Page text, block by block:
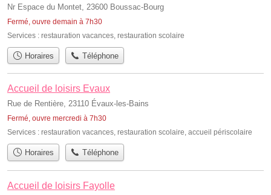
Nr Espace du Montet, 23600 Boussac-Bourg
Fermé, ouvre demain à 7h30
Services : restauration vacances restauration scolaire
Horaires Téléphone
Accueil de loisirs Evaux
Rue de Rentière, 23110 Évaux-les-Bains
Fermé, ouvre mercredi à 7h30
Services : restauration vacances, restauration scolaire, accueil périscolaire
Horaires Téléphone
Accueil de loisirs Fayolle